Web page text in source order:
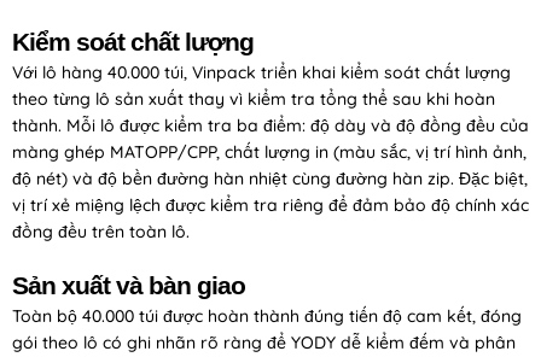
Kiểm soát chất lượng
Với lô hàng 40.000 túi, Vinpack triển khai kiểm soát chất lượng
theo từng lô sản xuất thay vì kiểm tra tổng thể sau khi hoàn
thành. Mỗi lô được kiểm tra ba điểm: độ dày và độ đồng đều của
màng ghép MATOPP/CPP, chất lượng in (màu sắc, vị trí hình ảnh,
độ nét) và độ bền đường hàn nhiệt cùng đường hàn zip. Đặc biệt,
vị trí xẻ miệng lệch được kiểm tra riêng để đảm bảo độ chính xác
đồng đều trên toàn lô.
Sản xuất và bàn giao
Toàn bộ 40.000 túi được hoàn thành đúng tiến độ cam kết, đóng
gói theo lô có ghi nhãn rõ ràng để YODY dễ kiểm đếm và phân